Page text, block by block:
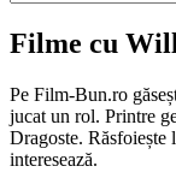
Filme cu
Pe Film-Bun.ro
jucat un rol. Printre
Dragoste. Răsfoiește
interesează.